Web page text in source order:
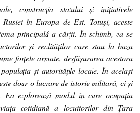
construcția statului și inițiativele
în Europa de Est. Totuși, aceste
principală a cărții. În schimb, ea se
și realităților care stau la baza
forțele armate, desfășurarea acestora
și autoritățile locale. În același
doar o lucrare de istorie militară, ci și
Ea explorează modul în care ocupația
cotidiană a locuitorilor din Țara